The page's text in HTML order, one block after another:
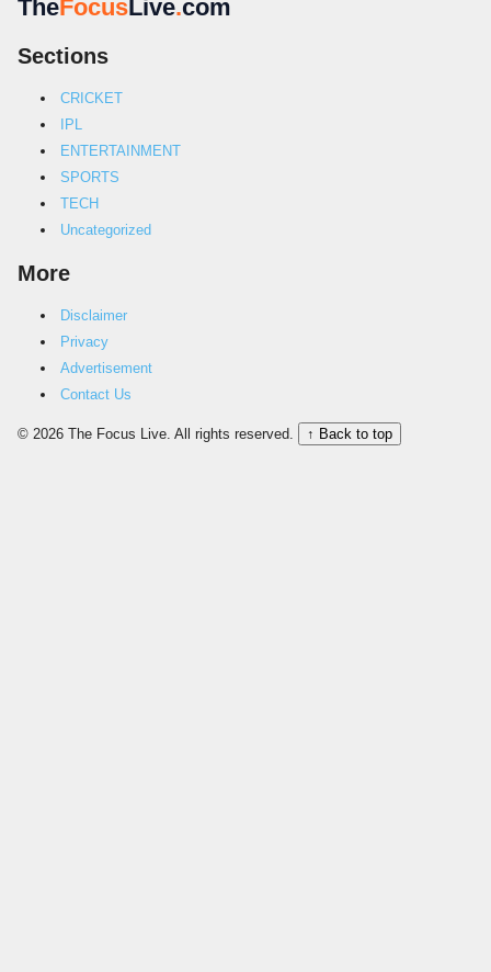
TheFocusLive.com
Sections
CRICKET
IPL
ENTERTAINMENT
SPORTS
TECH
Uncategorized
More
Disclaimer
Privacy
Advertisement
Contact Us
© 2026 The Focus Live. All rights reserved. ↑ Back to top